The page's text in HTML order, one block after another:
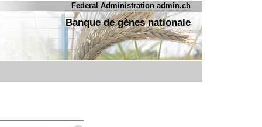
Federal Administration admin.ch
Banque de gènes nationale